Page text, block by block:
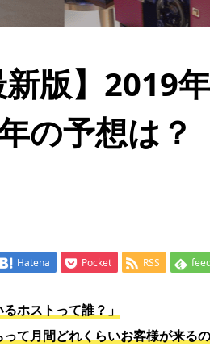
新版】2019
の予想は？
Hatena Pocket RSS
ホストって誰？」
て月間どれくらいお客様が来るの